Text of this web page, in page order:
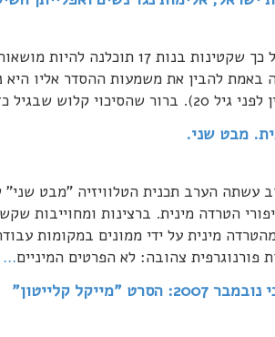
ממשלת ישראל עומדת על כך שקטינות
כזה תדע לבחור לה בן זוג
מבט שני.
עשתה הערב תכנית הטלוויזיה "מבט
הטרדה מינית. ברצינות ומחוייבות
מינית על ידי ממונים במקומות
פורנוגרפית צהובה: לא הפרטים המיניים…
קלייטון"